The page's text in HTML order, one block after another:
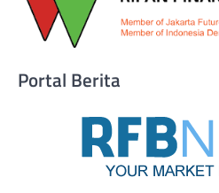
Portal Berita